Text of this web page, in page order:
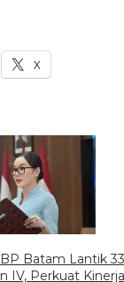
X
Batam Lantik
IV, Perkuat